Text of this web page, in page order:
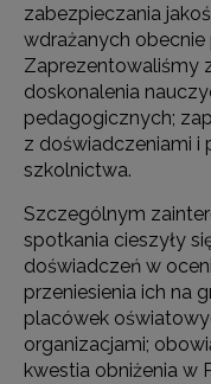
zabezpieczania
wdrażanych
Zaprezentowaliśmy
doskonalenia
pedagogicznych;
z doświadczeniami i
szkolnictwa.
Szczególnym
spotkania cieszyły
doświadczeń w
przeniesienia ich na
placówek
organizacjami;
kwestia obniżenia w